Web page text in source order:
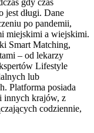
jest długi. Dane
po pandemii,
miejskimi a wiejskimi.
Smart Matching,
– od lekarzy
Lifestyle
lub
Platforma posiada
innych krajów, z
codziennie,